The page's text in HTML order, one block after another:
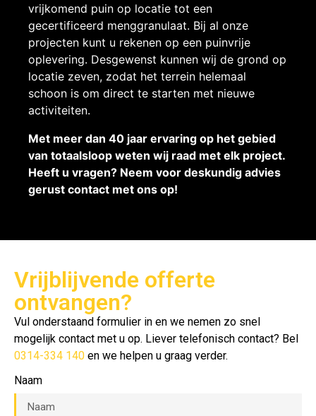
vrijkomend puin op locatie tot een
gecertificeerd menggranulaat. Bij al onze
projecten kunt u rekenen op een puinvrije
oplevering. Desgewenst kunnen wij de grond op
locatie zeven, zodat het terrein helemaal
schoon is om direct te starten met nieuwe
activiteiten.
Met meer dan 40 jaar ervaring op het gebied
van totaalsloop weten wij raad met elk project.
Heeft u vragen? Neem voor deskundig advies
gerust contact met ons op!
Vrijblijvende offerte
ontvangen?
Vul onderstaand formulier in en we nemen zo snel
mogelijk contact met u op. Liever telefonisch contact? Bel
0314-334 140 en we helpen u graag verder.
Naam